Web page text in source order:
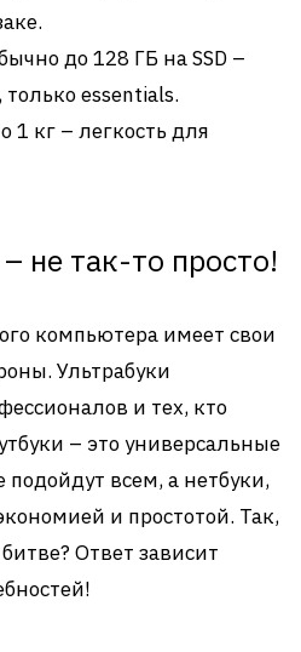
до 128 ГБ на SSD –
essentials.
1 кг – легкость для
не так-то просто!
компьютера имеет свои
Ультрабуки
и тех, кто
– это универсальные
всем, а нетбуки,
и простотой. Так,
Ответ зависит